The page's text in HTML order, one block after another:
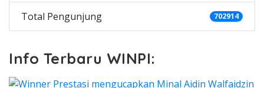
Total Pengunjung 702914
Info Terbaru WINPI: